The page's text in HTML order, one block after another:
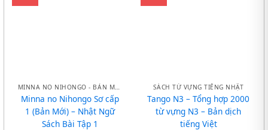
MINNA NO NIHONGO - BẢN MỚI
Minna no Nihongo Sơ cấp
1 (Bản Mới) – Nhật Ngữ
Sách Bài Tập 1
SÁCH TỪ VỰNG TIẾNG NHẬT
Tango N3 – Tổng hợp 2000
từ vựng N3 – Bản dịch
tiếng Việt